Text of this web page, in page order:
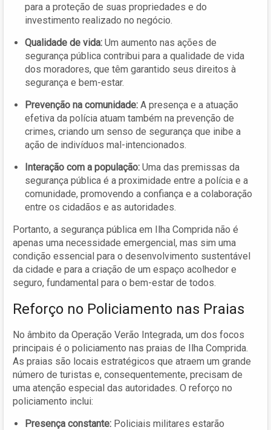
para a proteção de suas propriedades e do
investimento realizado no negócio.
Qualidade de vida: Um aumento nas ações de
segurança pública contribui para a qualidade de vida
dos moradores, que têm garantido seus direitos à
segurança e bem-estar.
Prevenção na comunidade: A presença e a atuação
efetiva da polícia atuam também na prevenção de
crimes, criando um senso de segurança que inibe a
ação de indivíduos mal-intencionados.
Interação com a população: Uma das premissas da
segurança pública é a proximidade entre a polícia e a
comunidade, promovendo a confiança e a colaboração
entre os cidadãos e as autoridades.
Portanto, a segurança pública em Ilha Comprida não é
apenas uma necessidade emergencial, mas sim uma
condição essencial para o desenvolvimento sustentável
da cidade e para a criação de um espaço acolhedor e
seguro, fundamental para o bem-estar de todos.
Reforço no Policiamento nas Praias
No âmbito da Operação Verão Integrada, um dos focos
principais é o policiamento nas praias de Ilha Comprida.
As praias são locais estratégicos que atraem um grande
número de turistas e, consequentemente, precisam de
uma atenção especial das autoridades. O reforço no
policiamento inclui:
Presença constante: Policiais militares estarão